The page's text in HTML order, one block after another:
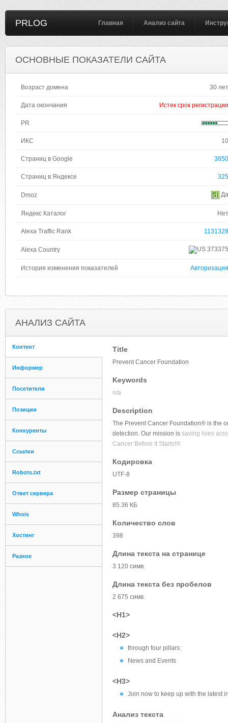
PRLOG Главная Анализ сайта
ОСНОВНЫЕ ПОКАЗАТЕЛИ САЙТА
Возраст домена 30 лет
Дата окончания Истек срок регистрации
PR
ИКС 10
Страниц в Google 3850
Страниц в Яндексе 325
Dmoz Да
Яндекс Каталог Нет
Alexa Traffic Rank 1131328
Alexa Country 373375
История изменения показателей Авторизация
АНАЛИЗ САЙТА
Контент
Информер
Посетители
Позиции
Конкуренты
Ссылки
Robots.txt
Ответ сервера
Whois
Хостинг
Разное
Title
Prevent Cancer Foundation
Keywords
n/a
Description
The Prevent Cancer Foundation® is the
detection. Our mission is saving lives
Cancer Before It Starts!®
Кодировка
UTF-8
Размер страницы
85.36 КБ
Количество слов
398
Длина текста на странице
3 120 симв.
Длина текста без пробелов
2 675 симв.
<H1>
<H2>
through four pillars:
News and Events
<H3>
Join now to keep up with the latest
Анализ текста